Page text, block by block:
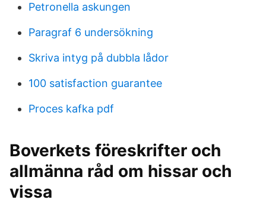
Petronella askungen
Paragraf 6 undersökning
Skriva intyg på dubbla lådor
100 satisfaction guarantee
Proces kafka pdf
Boverkets föreskrifter och
allmänna råd om hissar och
vissa